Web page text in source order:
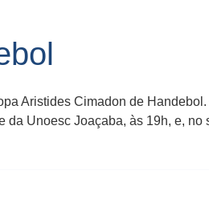
Aristides Cimadon de
Unoesc Joaçaba, às 19h, e, no